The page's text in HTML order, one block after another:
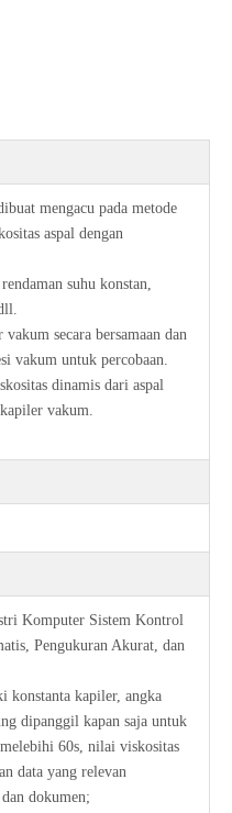
mengacu pada metode
aspal dengan
suhu konstan,
secara bersamaan dan
vakum untuk percobaan.
dinamis dari aspal
vakum.
Komputer Sistem Kontrol
Pengukuran Akurat, dan
konstanta kapiler, angka
dipanggil kapan saja untuk
60s, nilai viskositas
data yang relevan
dokumen;